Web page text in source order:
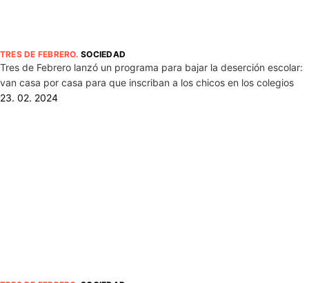
TRES DE FEBRERO.SOCIEDAD
Tres de Febrero lanzó un programa para bajar la deserción escolar:
van casa por casa para que inscriban a los chicos en los colegios
23. 02. 2024